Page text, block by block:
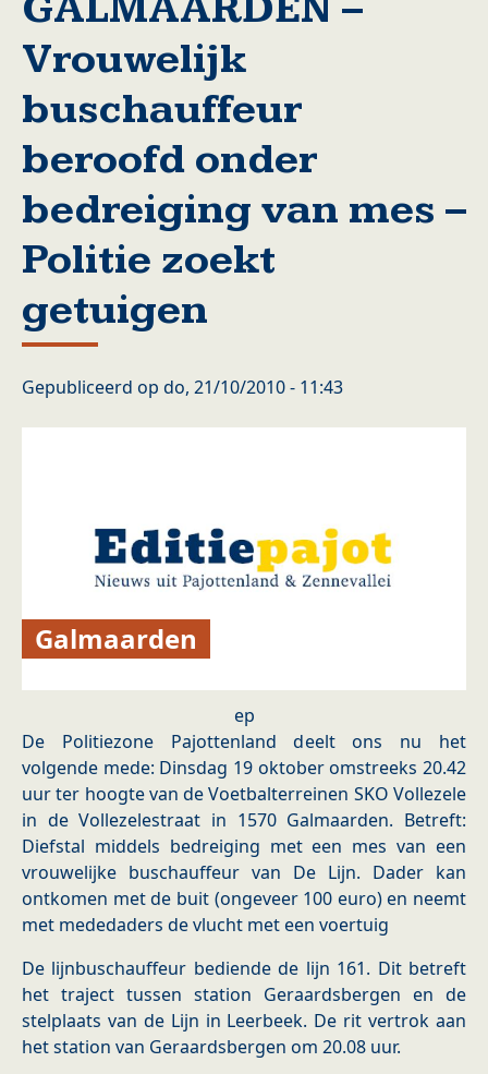
Vrouwelijk
buschauffeur
beroofd onder
bedreiging van mes –
Politie zoekt
getuigen
Gepubliceerd op do, 21/10/2010 - 11:43
Galmaarden
ep
De Politiezone Pajottenland deelt ons nu het
volgende mede: Dinsdag 19 oktober omstreeks 20.42
uur ter hoogte van de Voetbalterreinen SKO Vollezele
in de Vollezelestraat in 1570 Galmaarden. Betreft:
Diefstal middels bedreiging met een mes van een
vrouwelijke buschauffeur van De Lijn. Dader kan
ontkomen met de buit (ongeveer 100 euro) en neemt
met mededaders de vlucht met een voertuig
De lijnbuschauffeur bediende de lijn 161. Dit betreft
het traject tussen station Geraardsbergen en de
stelplaats van de Lijn in Leerbeek. De rit vertrok aan
het station van Geraardsbergen om 20.08 uur.